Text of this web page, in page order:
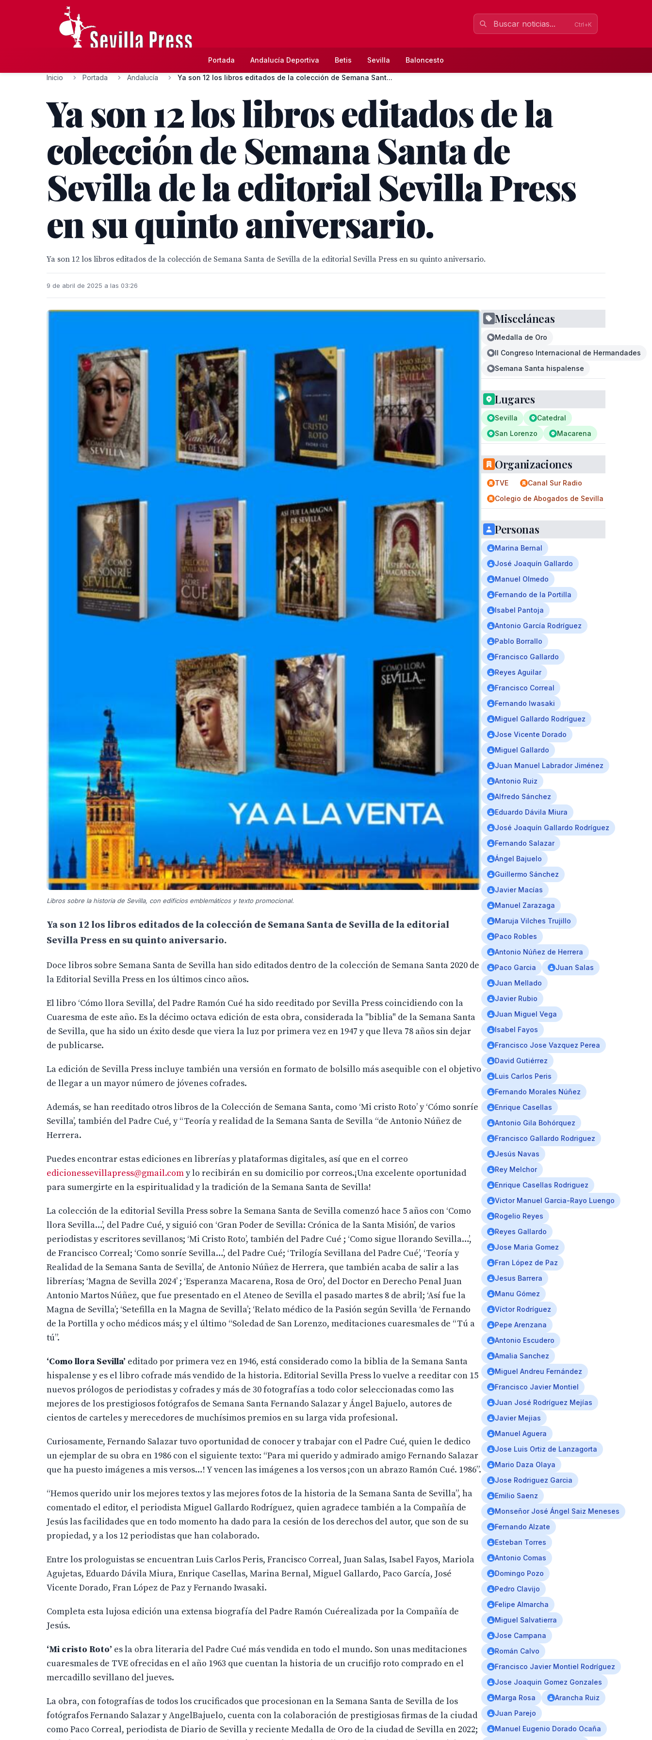
Ctrl+K
Portada Andalucía Deportiva Betis Sevilla Baloncesto
Inicio Portada Andalucía Ya son 12 los libros editados de la colección de Semana Sant...
Ya son 12 los libros editados de la
colección de Semana Santa de
Sevilla de la editorial Sevilla Press
en su quinto aniversario.
Ya son 12 los libros editados de la colección de Semana Santa de Sevilla de la editorial Sevilla Press en su quinto aniversario.
9 de abril de 2025 a las 03:26
Libros sobre la historia de Sevilla, con edificios emblemáticos y texto promocional.
Ya son 12 los libros editados de la colección de Semana Santa de Sevilla de la editorial
Sevilla Press en su quinto aniversario.
Doce libros sobre Semana Santa de Sevilla han sido editados dentro de la colección de Semana Santa 2020 de
la Editorial Sevilla Press en los últimos cinco años.
El libro ‘Cómo llora Sevilla’, del Padre Ramón Cué ha sido reeditado por Sevilla Press coincidiendo con la
Cuaresma de este año. Es la décimo octava edición de esta obra, considerada la "biblia" de la Semana Santa
de Sevilla, que ha sido un éxito desde que viera la luz por primera vez en 1947 y que lleva 78 años sin dejar
de publicarse.
La edición de Sevilla Press incluye también una versión en formato de bolsillo más asequible con el objetivo
de llegar a un mayor número de jóvenes cofrades.
Además, se han reeditado otros libros de la Colección de Semana Santa, como ‘Mi cristo Roto’ y ‘Cómo sonríe
Sevilla’, también del Padre Cué, y “Teoría y realidad de la Semana Santa de Sevilla “de Antonio Núñez de
Herrera.
Puedes encontrar estas ediciones en librerías y plataformas digitales, así que en el correo
edicionessevillapress@gmail.comy lo recibirán en su domicilio por correos.¡Una excelente oportunidad
para sumergirte en la espiritualidad y la tradición de la Semana Santa de Sevilla!
La colección de la editorial Sevilla Press sobre la Semana Santa de Sevilla comenzó hace 5 años con ‘Como
llora Sevilla…’, del Padre Cué, y siguió con ‘Gran Poder de Sevilla: Crónica de la Santa Misión’, de varios
periodistas y escritores sevillanos; ‘Mi Cristo Roto’, también del Padre Cué ; ‘Como sigue llorando Sevilla…’,
de Francisco Correal; ‘Como sonríe Sevilla…’, del Padre Cué; ‘Trilogía Sevillana del Padre Cué’, ‘Teoría y
Realidad de la Semana Santa de Sevilla’, de Antonio Núñez de Herrera, que también acaba de salir a las
librerías; ‘Magna de Sevilla 2024’ ; ‘Esperanza Macarena, Rosa de Oro’, del Doctor en Derecho Penal Juan
Antonio Martos Núñez, que fue presentado en el Ateneo de Sevilla el pasado martes 8 de abril; ‘Así fue la
Magna de Sevilla’; ‘Setefilla en la Magna de Sevilla’; ‘Relato médico de la Pasión según Sevilla ‘de Fernando
de la Portilla y ocho médicos más; y el último “Soledad de San Lorenzo, meditaciones cuaresmales de “Tú a
tú”.
‘Como llora Sevilla’ editado por primera vez en 1946, está considerado como la biblia de la Semana Santa
hispalense y es el libro cofrade más vendido de la historia. Editorial Sevilla Press lo vuelve a reeditar con 15
nuevos prólogos de periodistas y cofrades y más de 30 fotografías a todo color seleccionadas como las
mejores de los prestigiosos fotógrafos de Semana Santa Fernando Salazar y Ángel Bajuelo, autores de
cientos de carteles y merecedores de muchísimos premios en su larga vida profesional.
Curiosamente, Fernando Salazar tuvo oportunidad de conocer y trabajar con el Padre Cué, quien le dedico
un ejemplar de su obra en 1986 con el siguiente texto: “Para mi querido y admirado amigo Fernando Salazar
que ha puesto imágenes a mis versos…! Y vencen las imágenes a los versos ¡con un abrazo Ramón Cué. 1986”.
“Hemos querido unir los mejores textos y las mejores fotos de la historia de la Semana Santa de Sevilla”, ha
comentado el editor, el periodista Miguel Gallardo Rodríguez, quien agradece también a la Compañía de
Jesús las facilidades que en todo momento ha dado para la cesión de los derechos del autor, que son de su
propiedad, y a los 12 periodistas que han colaborado.
Entre los prologuistas se encuentran Luis Carlos Peris, Francisco Correal, Juan Salas, Isabel Fayos, Mariola
Agujetas, Eduardo Dávila Miura, Enrique Casellas, Marina Bernal, Miguel Gallardo, Paco García, José
Vicente Dorado, Fran López de Paz y Fernando Iwasaki.
Completa esta lujosa edición una extensa biografía del Padre Ramón Cuérealizada por la Compañía de
Jesús.
‘Mi cristo Roto’ es la obra literaria del Padre Cué más vendida en todo el mundo. Son unas meditaciones
cuaresmales de TVE ofrecidas en el año 1963 que cuentan la historia de un crucifijo roto comprado en el
mercadillo sevillano del jueves.
La obra, con fotografías de todos los crucificados que procesionan en la Semana Santa de Sevilla de los
fotógrafos Fernando Salazar y AngelBajuelo, cuenta con la colaboración de prestigiosas firmas de la ciudad
como Paco Correal, periodista de Diario de Sevilla y reciente Medalla de Oro de la ciudad de Sevilla en 2022;
Misceláneas
Medalla de Oro
II Congreso Internacional de Hermandades
Semana Santa hispalense
Lugares
Sevilla
Catedral
San Lorenzo
Macarena
Organizaciones
TVE
Canal Sur Radio
Colegio de Abogados de Sevilla
Personas
Marina Bernal
José Joaquín Gallardo
Manuel Olmedo
Fernando de la Portilla
Isabel Pantoja
Antonio García Rodríguez
Pablo Borrallo
Francisco Gallardo
Reyes Aguilar
Francisco Correal
Fernando Iwasaki
Miguel Gallardo Rodríguez
Jose Vicente Dorado
Miguel Gallardo
Juan Manuel Labrador Jiménez
Antonio Ruiz
Alfredo Sánchez
Eduardo Dávila Miura
José Joaquín Gallardo Rodríguez
Fernando Salazar
Ángel Bajuelo
Guillermo Sánchez
Javier Macías
Manuel Zarazaga
Maruja Vilches Trujillo
Paco Robles
Antonio Núñez de Herrera
Paco Garcia
Juan Salas
Juan Mellado
Javier Rubio
Juan Miguel Vega
Isabel Fayos
Francisco Jose Vazquez Perea
David Gutiérrez
Luis Carlos Peris
Fernando Morales Núñez
Enrique Casellas
Antonio Gila Bohórquez
Francisco Gallardo Rodriguez
Jesús Navas
Rey Melchor
Enrique Casellas Rodriguez
Victor Manuel Garcia-Rayo Luengo
Rogelio Reyes
Reyes Gallardo
Jose Maria Gomez
Fran López de Paz
Jesus Barrera
Manu Gómez
Víctor Rodríguez
Pepe Arenzana
Antonio Escudero
Amalia Sanchez
Miguel Andreu Fernández
Francisco Javier Montiel
Juan José Rodríguez Mejías
Javier Mejias
Manuel Aguera
Jose Luis Ortiz de Lanzagorta
Mario Daza Olaya
Jose Rodriguez Garcia
Emilio Saenz
Monseñor José Ángel Saiz Meneses
Fernando Alzate
Esteban Torres
Antonio Comas
Domingo Pozo
Pedro Clavijo
Felipe Almarcha
Miguel Salvatierra
Jose Campana
Román Calvo
Francisco Javier Montiel Rodríguez
Jose Joaquin Gomez Gonzales
Marga Rosa
Arancha Ruiz
Juan Parejo
Manuel Eugenio Dorado Ocaña